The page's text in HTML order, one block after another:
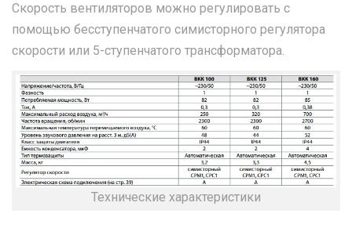
Скорость вентиляторов можно регулировать с
помощью бесступенчатого симисторного регулятора
скорости или 5-ступенчатого трансформатора.
Технические характеристики